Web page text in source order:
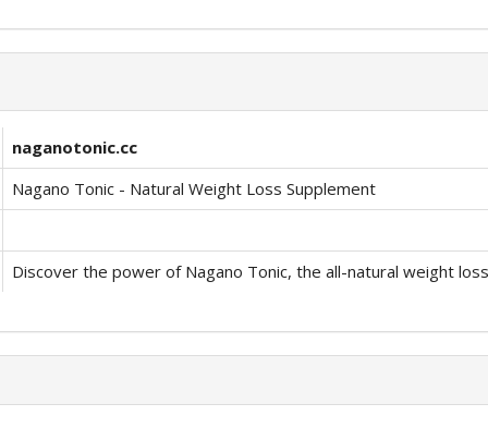
naganotonic.cc
Nagano Tonic - Natural Weight Loss Supplement
Discover the power of Nagano Tonic, the all-natural weight